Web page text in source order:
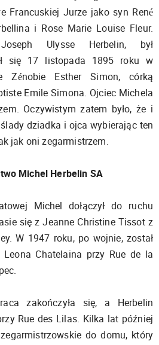
Francuskiej Jurze jako syn René
i Rose Marie Louise Fleur.
Ulysse Herbelin, był
się 17 listopada 1895 roku w
Zénobie Esther Simon, córką
Emile Simona. Ojciec Michela
Oczywistym zatem było, że i
dziadka i ojca wybierając ten
jak oni zegarmistrzem.
Michel Herbelin SA
Michel dołączył do ruchu
się z Jeanne Christine Tissot z
W 1947 roku, po wojnie, został
Leona Chatelaina przy Rue de la
zakończyła się, a Herbelin
Rue des Lilas. Kilka lat później
do domu, który